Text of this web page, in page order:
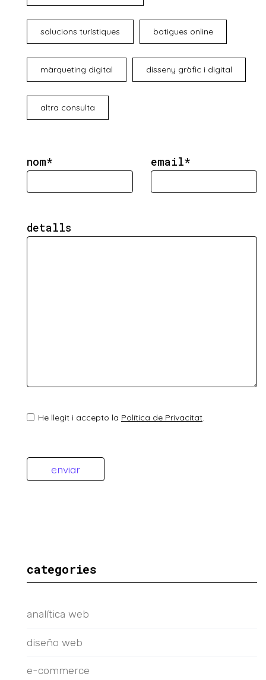
solucions turístiques botigues online
màrqueting digital disseny gràfic i digital
altra consulta
nom* email*
detalls
He llegit i accepto la Política de Privacitat.
categories
analítica web
diseño web
e-commerce